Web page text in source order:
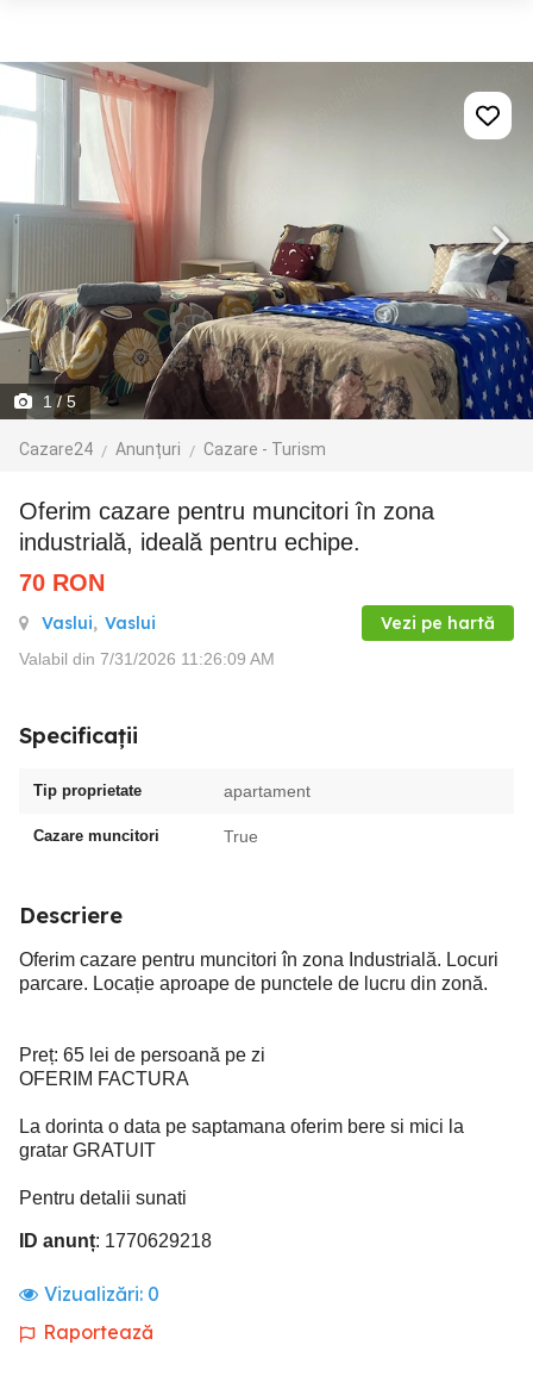
1 / 5
Cazare24 Anunțuri Cazare - Turism
Oferim cazare pentru muncitori în zona
industrială, ideală pentru echipe.
70 RON
Vaslui, Vaslui Vezi pe hartă
Valabil din 7/31/2026 11:26:09 AM
Specificații
Tip proprietate apartament
Cazare muncitori True
Descriere
Oferim cazare pentru muncitori în zona Industrială. Locuri
parcare. Locație aproape de punctele de lucru din zonă.
Preț: 65 lei de persoană pe zi
OFERIM FACTURA
La dorinta o data pe saptamana oferim bere si mici la
gratar GRATUIT
Pentru detalii sunati
ID anunț: 1770629218
Vizualizări: 0
Raportează